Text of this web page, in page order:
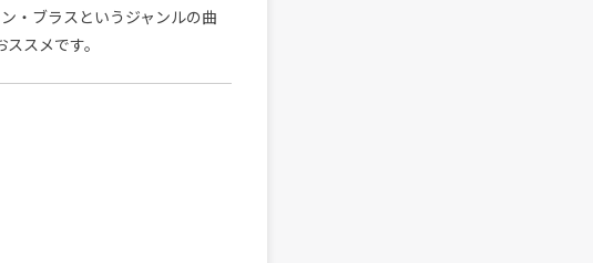
・ブラスというジャンルの曲
スメです。